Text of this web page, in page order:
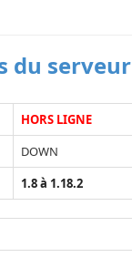
du serveur
HORS LIGNE
DOWN
1.8 à 1.18.2